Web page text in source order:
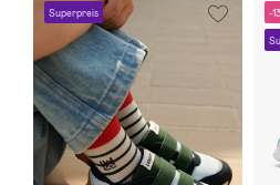
Superpreis -